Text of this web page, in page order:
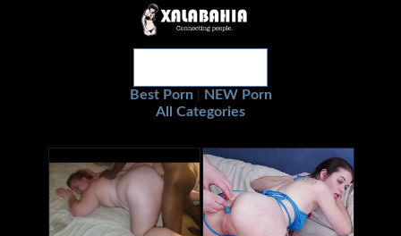
Best Porn
NEW Porn
All Categories